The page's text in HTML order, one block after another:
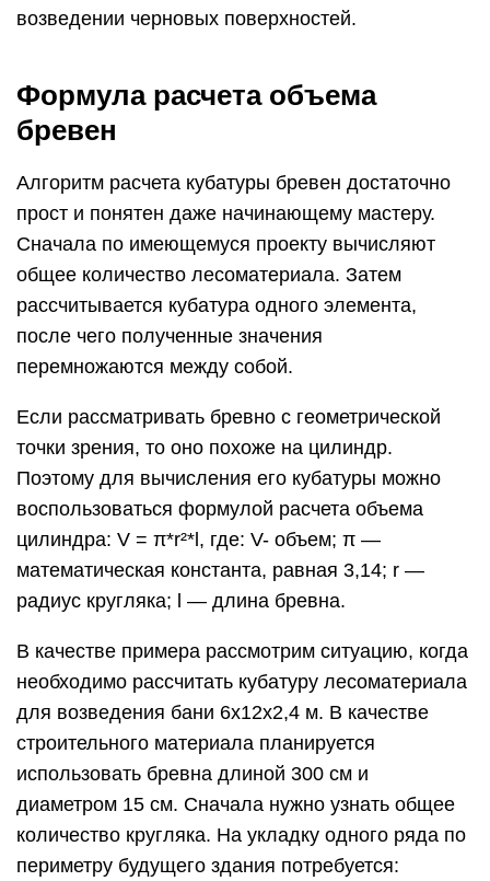
возведении черновых поверхностей.
Формула расчета объема
бревен
Алгоритм расчета кубатуры бревен достаточно
прост и понятен даже начинающему мастеру.
Сначала по имеющемуся проекту вычисляют
общее количество лесоматериала. Затем
рассчитывается кубатура одного элемента,
после чего полученные значения
перемножаются между собой.
Если рассматривать бревно с геометрической
точки зрения, то оно похоже на цилиндр.
Поэтому для вычисления его кубатуры можно
воспользоваться формулой расчета объема
цилиндра: V = π*r²*l, где: V- объем; π —
математическая константа, равная 3,14; r —
радиус кругляка; l — длина бревна.
В качестве примера рассмотрим ситуацию, когда
необходимо рассчитать кубатуру лесоматериала
для возведения бани 6x12x2,4 м. В качестве
строительного материала планируется
использовать бревна длиной 300 см и
диаметром 15 см. Сначала нужно узнать общее
количество кругляка. На укладку одного ряда по
периметру будущего здания потребуется: